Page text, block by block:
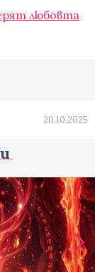
любовта
20.10.2025